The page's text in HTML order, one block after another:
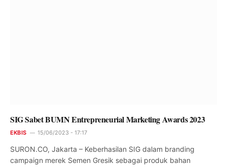
SIG Sabet BUMN Entrepreneurial Marketing Awards 2023
EKBIS 15/06/2023 - 17:17
SURON.CO, Jakarta – Keberhasilan SIG dalam branding
campaign merek Semen Gresik sebagai produk bahan